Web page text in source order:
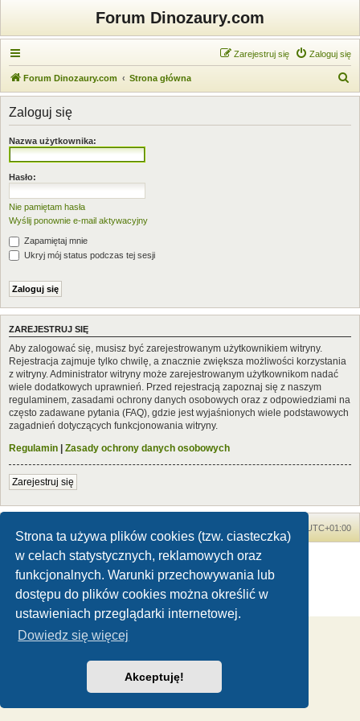
Strona ta używa plików cookies (tzw. ciasteczka)
w celach statystycznych, reklamowych oraz
funkcjonalnych. Warunki przechowywania lub
dostępu do plików cookies można określić w
ustawieniach przeglądarki internetowej.
Dowiedz się więcej
Akceptuję!
Forum Dinozaury.com
Zaloguj się
Zarejestruj się
Forum Dinozaury.com Strona główna
z
Zaloguj się
Nazwa użytkownika:
Hasło:
Nie pamiętam hasła
Wyślij ponownie e-mail aktywacyjny
Zapamiętaj mnie
Ukryj mój status podczas tej sesji
ZAREJESTRUJ SIĘ
Aby zalogować się, musisz być zarejestrowanym użytkownikiem witryny.
Rejestracja zajmuje tylko chwilę, a znacznie zwiększa możliwości korzystania
z witryny. Administrator witryny może zarejestrowanym użytkownikom nadać
wiele dodatkowych uprawnień. Przed rejestracją zapoznaj się z naszym
regulaminem, zasadami ochrony danych osobowych oraz z odpowiedziami na
często zadawane pytania (FAQ), gdzie jest wyjaśnionych wiele podstawowych
zagadnień dotyczących funkcjonowania witryny.
Regulamin | Zasady ochrony danych osobowych
Zarejestruj się
UTC+01:00
Dinozaury.com© 2006-2020
Technologię dostarczaphpBB® Forum Software © phpBB Limited
Zasady ochrony danych osobowych|Regulamin